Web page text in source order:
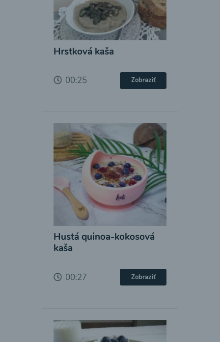
Hrstková kaša
00:25 Zobraziť
Hustá quinoa-kokosová
kaša
00:27 Zobraziť